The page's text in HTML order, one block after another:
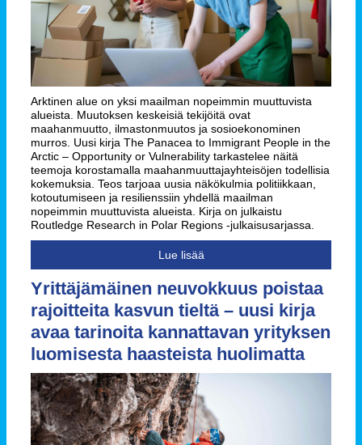
Arktinen alue on yksi maailman nopeimmin muuttuvista
alueista. Muutoksen keskeisiä tekijöitä ovat
maahanmuutto, ilmastonmuutos ja sosioekonominen
murros. Uusi kirja The Panacea to Immigrant People in the
Arctic – Opportunity or Vulnerability tarkastelee näitä
teemoja korostamalla maahanmuuttajayhteisöjen todellisia
kokemuksia. Teos tarjoaa uusia näkökulmia politiikkaan,
kotoutumiseen ja resilienssiin yhdellä maailman
nopeimmin muuttuvista alueista. Kirja on julkaistu
Routledge Research in Polar Regions -julkaisusarjassa.
Lue lisää
Yrittäjämäinen neuvokkuus poistaa
rajoitteita kasvun tieltä – uusi kirja
avaa tarinoita kannattavan yrityksen
luomisesta haasteista huolimatta